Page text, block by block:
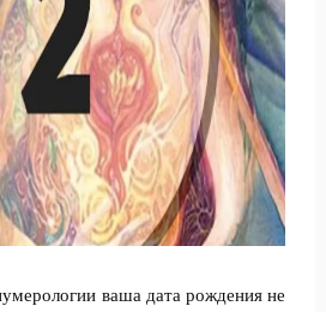
ваша дата рождения не